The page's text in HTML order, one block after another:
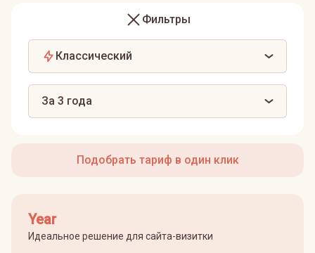
Фильтры
Классический
За 3 года
Подобрать тариф в один клик
Year
Идеальное решение для сайта-визитки